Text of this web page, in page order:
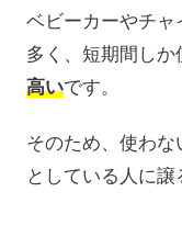
ベビーカーやチ
多く、短期間しか
高いです。
そのため、使わ
としている人に譲